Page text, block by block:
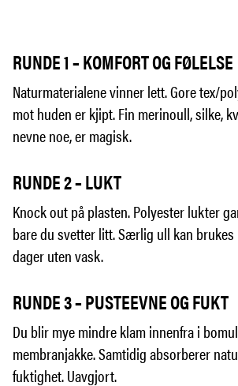
RUNDE 1 – KOMFORT OG FØLELSE
Naturmaterialene vinner lett. Gore tex/
mot huden er kjipt. Fin merinoull, silke,
nevne noe, er magisk.
RUNDE 2 – LUKT
Knock out på plasten. Polyester lukter
bare du svetter litt. Særlig ull kan
dager uten vask.
RUNDE 3 – PUSTEEVNE OG FUKT
Du blir mye mindre klam innenfra i
membranjakke. Samtidig absorberer
fuktighet. Uavgjort.